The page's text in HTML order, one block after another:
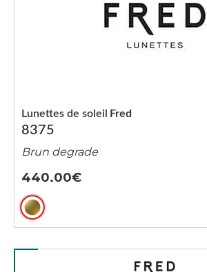
8375
Lunettes de soleil Fred
Brun degrade
440.00